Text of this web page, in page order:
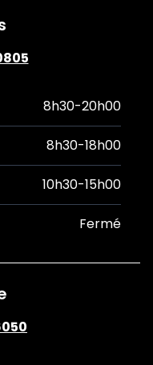
8h30-20h00
8h30-18h00
10h30-15h00
Fermé